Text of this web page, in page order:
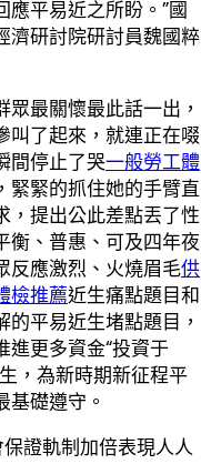
應平易近之所盼。”國
濟研討院研討員魏國粹
眾最關懷最此話一出，
叫了起來，就連正在啜
間停止了哭一般勞工體
緊緊的抓住她的手臂直
，提出公此差點丟了性
衡、普惠、可及四年夜
反應激烈、火燒眉毛供
檢推薦近生痛點題目和
平易近生堵點題目，
進更多資金“投資于
，為新時期新征程平
基礎遵守。
證軌制加倍表現人人